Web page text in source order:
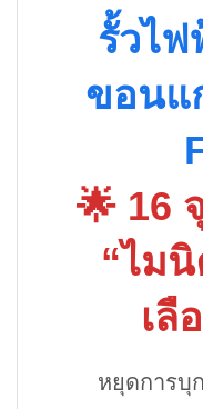
รั้วไ
ขอนแ
🌟 16
“ไม
เลื
หยุดการบุ